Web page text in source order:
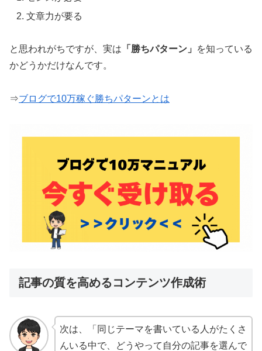
文章力が要る
と思われがちですが、実は 「勝ちパターン」
を知っている
かどうかだけなんです。
⇒ブログで10万稼ぐ勝ちパターンとは
記事の質を高めるコンテンツ作成術
次は、「同じテーマを書いている人がたくさ
んいる中で、どうやって自分の記事を選んで